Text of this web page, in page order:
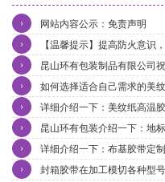
网站内容公示：免责声明
›
【温馨提示】提高防火意识
›
昆山环有包装制品有限公司
›
如何选择适合自己需求的美
›
详细介绍一下：美纹纸高温
›
昆山环有包装介绍一下：地
›
详细介绍一下：布基胶带定
›
封箱胶带在加工模切各种型
›